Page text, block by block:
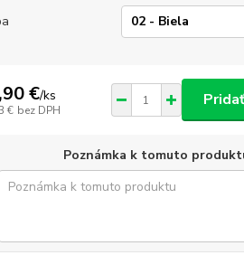
€/ks
€ bez DPH
Poznámka k tomuto